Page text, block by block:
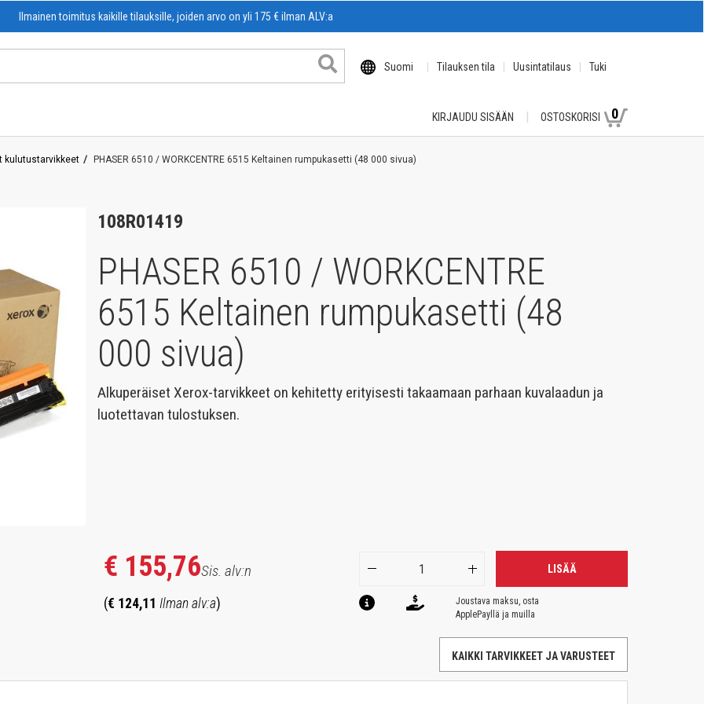
Ilmainen toimitus kaikille tilauksille, joiden arvo on yli 175 € ilman ALV:a
Suomi Tilauksen tila Uusintatilaus Tuki
KIRJAUDU SISÄÄN OSTOSKORISI 0
kulutustarvikkeet PHASER 6510 / WORKCENTRE 6515 Keltainen rumpukasetti (48 000 sivua)
108R01419
PHASER 6510 / WORKCENTRE
6515 Keltainen rumpukasetti (48
000 sivua)
Alkuperäiset Xerox-tarvikkeet on kehitetty erityisesti takaamaan parhaan kuvalaadun ja
luotettavan tulostuksen.
€ 155,76Sis. alv:n
(€ 124,11 Ilman alv:a)
LISÄÄ
Joustava maksu, osta
ApplePayllä ja muilla
KAIKKI TARVIKKEET JA VARUSTEET